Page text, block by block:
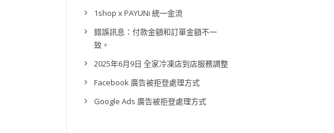
1shop x PAYUNi 統一金流
錯誤訊息：付款金額和訂單金額不一
致。
2025年6月9日 全家冷凍店到店服務調整
Facebook 廣告被拒登處理方式
Google Ads 廣告被拒登處理方式